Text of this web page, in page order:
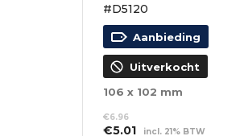
#D5120
Aanbieding
Uitverkocht
106 x 102 mm
€6.96
Oorspronkelijke
€5.01Huidige
incl. 21% BTW